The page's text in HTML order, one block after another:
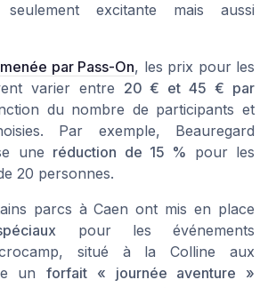
seulement excitante mais aussi
par Pass-On, les prix pour les
varier entre 20 € et 45 € par
du nombre de participants et
Par exemple, Beauregard
une réduction de 15 % pour les
20 personnes.
parcs à Caen ont mis en place
pour les événements
situé à laColline aux
unforfait « journée aventure »